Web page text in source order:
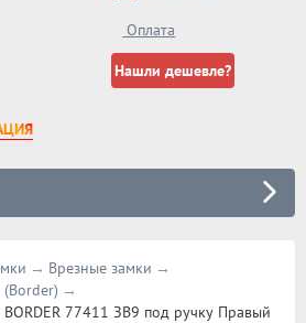
Оплата
Нашли дешевле?
Врезные замки
77411 ЗВ9 под ручку Правый